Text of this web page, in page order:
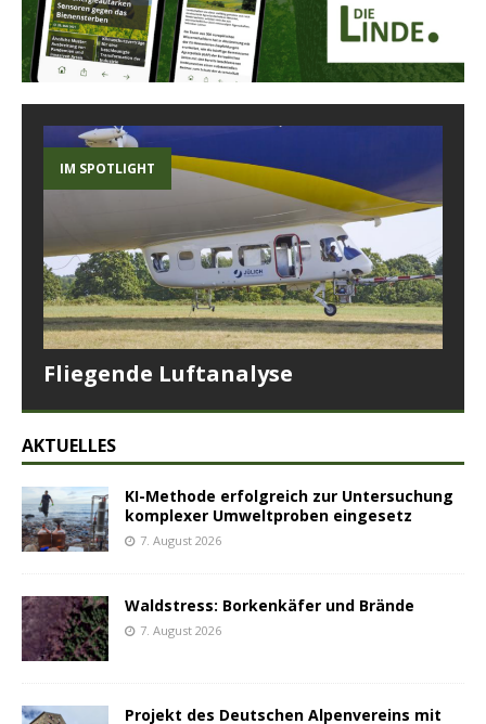
IM SPOTLIGHT
Fliegende Luftanalyse
AKTUELLES
KI-Methode erfolgreich zur Untersuchung
komplexer Umweltproben eingesetz
7. August 2026
Waldstress: Borkenkäfer und Brände
7. August 2026
Projekt des Deutschen Alpenvereins mit